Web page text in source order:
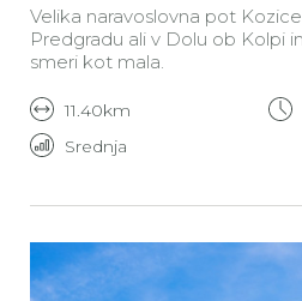
Velika naravoslovna pot
Predgradu ali v Dolu ob Kolpi
smeri kot mala.
11.40km
Srednja